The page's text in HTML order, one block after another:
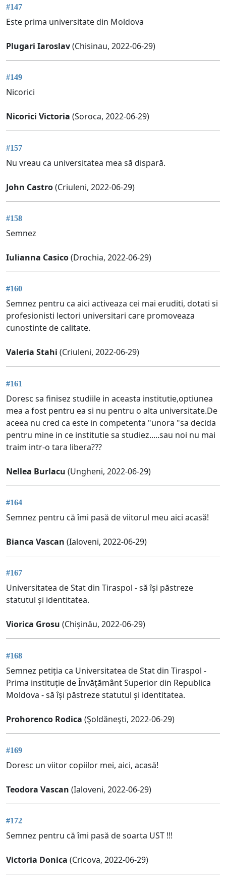
#147
Este prima universitate din Moldova
Plugari Iaroslav(Chisinau, 2022-06-29)
#149
Nicorici
Nicorici Victoria (Soroca, 2022-06-29)
#157
Nu vreau ca universitatea mea să dispară.
John Castro(Criuleni, 2022-06-29)
#158
Semnez
Iulianna Casico(Drochia, 2022-06-29)
#160
Semnez pentru ca aici activeaza cei mai eruditi, dotati si
profesionisti lectori universitari care promoveaza
cunostinte de calitate.
Valeria Stahi (Criuleni, 2022-06-29)
#161
Doresc sa finisez studiile in aceasta institutie,optiunea
mea a fost pentru ea si nu pentru o alta universitate.De
aceea nu cred ca este in competenta "unora "sa decida
pentru mine in ce institutie sa studiez.....sau noi nu mai
traim intr-o tara libera???
Nellea Burlacu (Ungheni, 2022-06-29)
#164
Semnez pentru că îmi pasă de viitorul meu aici acasă!
Bianca Vascan (Ialoveni, 2022-06-29)
#167
Universitatea de Stat din Tiraspol - să își păstreze
statutul și identitatea.
Viorica Grosu (Chișinău, 2022-06-29)
#168
Semnez petiția ca Universitatea de Stat din Tiraspol -
Prima instituție de Învățământ Superior din Republica
Moldova - să își păstreze statutul și identitatea.
Prohorenco Rodica (Şoldăneşti, 2022-06-29)
#169
Doresc un viitor copiilor mei, aici, acasă!
Teodora Vascan (Ialoveni, 2022-06-29)
#172
Semnez pentru că îmi pasă de soarta UST !!!
Victoria Donica (Cricova, 2022-06-29)